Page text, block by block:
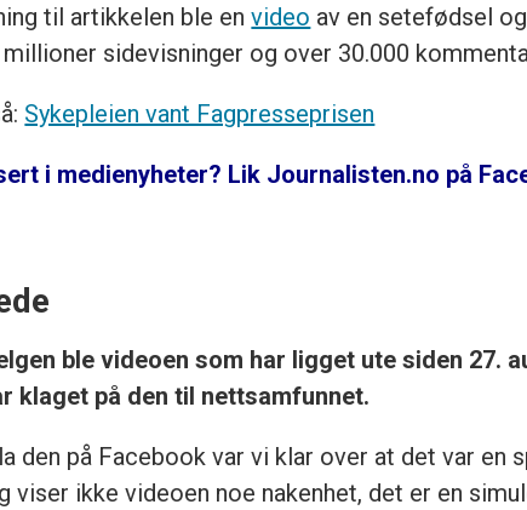
til artikkelen ble envideo av en setefødsel
sidevisninger og over 30.000
Sykepleien vant Fagpresseprisen
i medienyheter? Lik Journalisten.no på
ble videoen som har ligget ute siden 27.
klaget på den til nettsamfunnet.
den på Facebook var vi klar over at det var
viser ikke videoen noe nakenhet, det er en